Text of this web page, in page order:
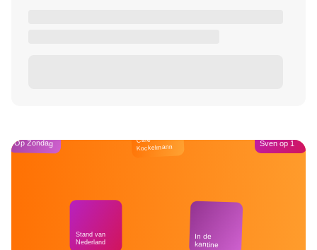
Op Zondag
Stand van
Nederland
Café
Kockelmann
In de
kantine
Sven op 1